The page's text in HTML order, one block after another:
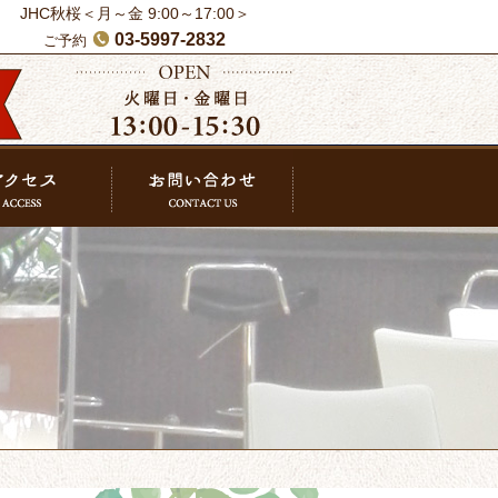
JHC秋桜＜月～金 9:00～17:00＞
ご予約 03-5997-2832